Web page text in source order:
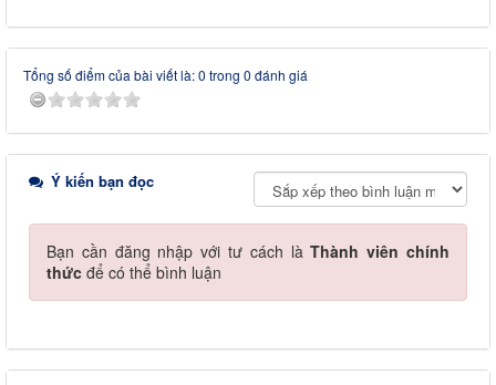
Tổng số điểm của bài viết là: 0 trong 0 đánh giá
Ý kiến bạn đọc
Bạn cần đăng nhập với tư cách làThành viên chính
thức để có thể bình luận